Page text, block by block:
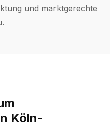
und marktgerechte
Köln-